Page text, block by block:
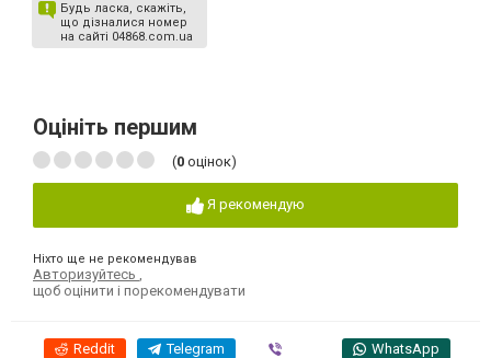
Будь ласка, скажіть,
що дізналися номер
на сайті 04868.com.ua
Оцініть першим
(0 оцінок)
Я рекомендую
Ніхто ще не рекомендував
Авторизуйтесь
щоб оцінити і порекомендувати
Reddit Telegram WhatsApp